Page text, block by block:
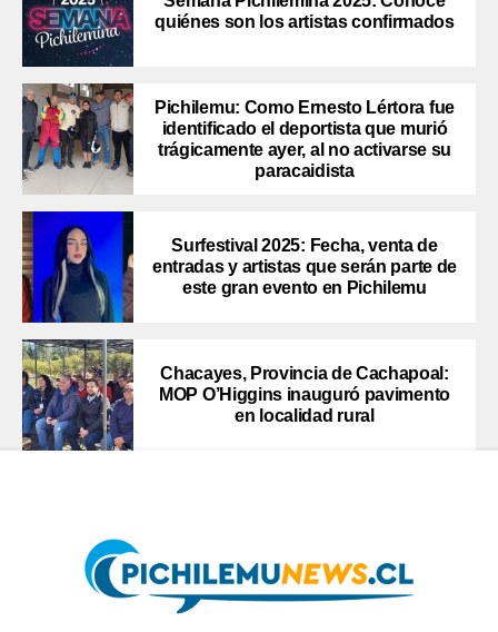
quiénes son los artistas confirmados
Pichilemu: Como Ernesto Lértora fue
identificado el deportista que murió
trágicamente ayer, al no activarse su
paracaidista
Surfestival 2025: Fecha, venta de
entradas y artistas que serán parte de
este gran evento en Pichilemu
Chacayes, Provincia de Cachapoal:
MOP O’Higgins inauguró pavimento
en localidad rural